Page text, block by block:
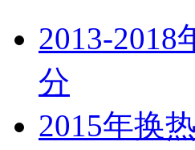
2013-
分
2015年换